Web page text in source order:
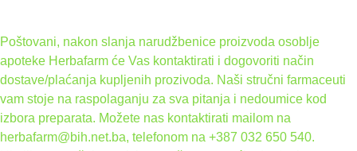
Poštovani, nakon slanja narudžbenice proizvoda osoblje
apoteke Herbafarm će Vas kontaktirati i dogovoriti način
dostave/plaćanja kupljenih prozivoda. Naši stručni farmaceuti
vam stoje na raspolaganju za sva pitanja i nedoumice kod
izbora preparata. Možete nas kontaktirati mailom na
herbafarm@bih.net.ba, telefonom na +387 032 650 540.